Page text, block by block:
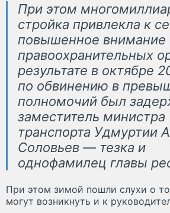
При этом
стройка привлекла к
повышенное внимание
правоохранительных
результате в октябре
по обвинению в
полномочий был
заместитель министра
транспорта Удмуртии
Соловьев — тезка и
однофамилец главы
При этом зимой пошли слухи о
могут возникнуть и к